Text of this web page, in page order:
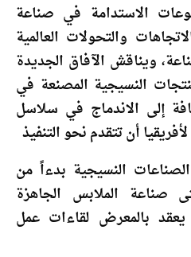
الاستدامة في صناعة
والتحولات العالمية
ويناقش الآفاق الجديدة
النسيجية المصنعة في
إلى الاندماج في سلاسل
أن تتقدم نحو التنفيذ
النسيجية بدءاً من
صناعة الملابس الجاهزة
بالمعرض لقاءات عمل